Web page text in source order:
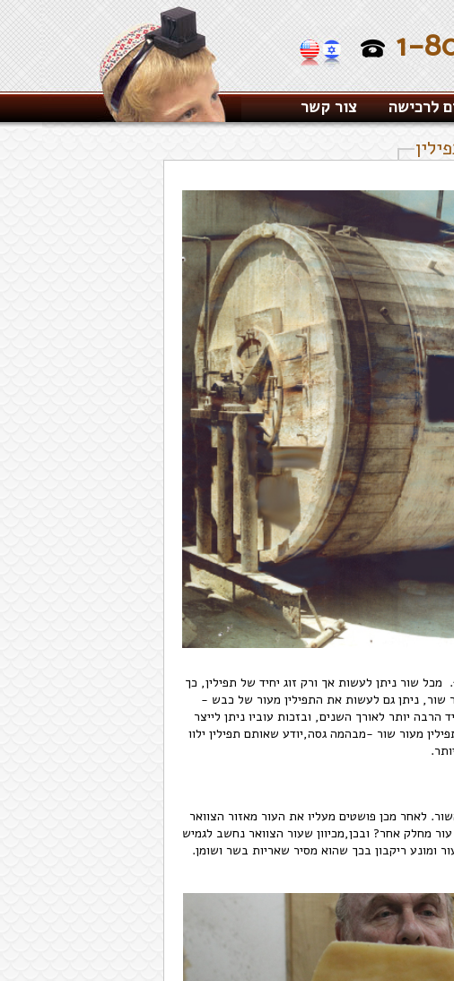
1-
לרכישה צור קשר
שור ניתן לעשות אך ורק זוג יחיד של תפילין, כך
שור, ניתן גם לעשות את התפילין מעור של כבש -
יותר לאורך השנים, ובזכות עוביו ניתן לייצר
מעור שור -מבהמה גסה,יודע שאותם תפילין ילוו
לאחר מכן פושטים מעליו את העור מאזור הצוואר
מחלק אחר? ובכן,מכיוון שעור הצוואר נחשב לגמיש
ומונע ריקבון בכך שהוא מסיר שאריות בשר ושומן.